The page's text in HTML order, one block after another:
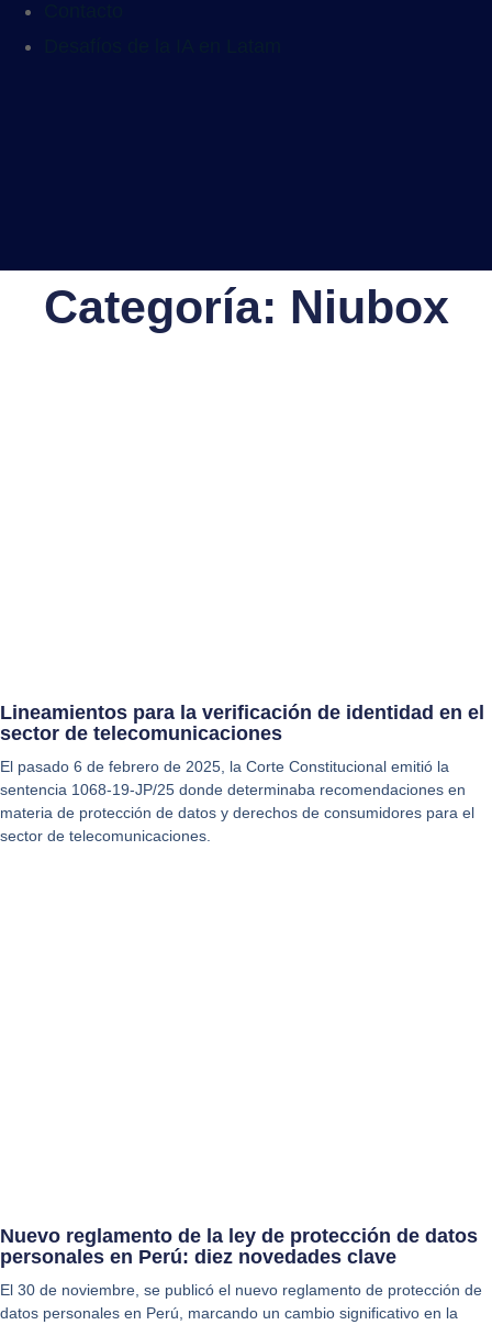
Categoría: Niubox
Lineamientos para la verificación de identidad en el
sector de telecomunicaciones
El pasado 6 de febrero de 2025, la Corte Constitucional emitió la
sentencia 1068-19-JP/25 donde determinaba recomendaciones en
materia de protección de datos y derechos de consumidores para el
sector de telecomunicaciones.
Nuevo reglamento de la ley de protección de datos
personales en Perú: diez novedades clave
El 30 de noviembre, se publicó el nuevo reglamento de protección de
datos personales en Perú, marcando un cambio significativo en la